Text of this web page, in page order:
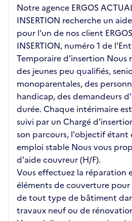
Notre agence ERGOS
INSERTION recherche un
pour l'un de nos client
INSERTION, numéro 1 de
Temporaire d'insertion Nous
des jeunes peu qualifiés,
monoparentales, des
handicap, des demandeurs
durée. Chaque intérimaire
suivi par un Chargé
son parcours, l'objectif étant
emploi stable Nous vous
d'aide couvreur (H/F).
Vous effectuez la réparation
éléments de couverture pour
de tout type de bâtiment
travaux neuf ou de